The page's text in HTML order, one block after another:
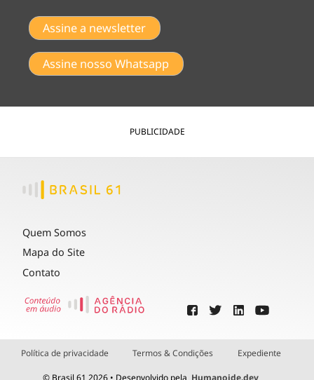
Assine a newsletter
Assine nosso Whatsapp
PUBLICIDADE
Quem Somos
Mapa do Site
Contato
Política de privacidade Termos & Condições Expediente
© Brasil 61 2026 • Desenvolvido pela Humanoide.dev